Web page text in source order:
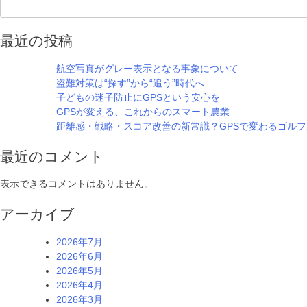
最近の投稿
航空写真がグレー表示となる事象について
盗難対策は“探す”から“追う”時代へ
子どもの迷子防止にGPSという安心を
GPSが変える、これからのスマート農業
距離感・戦略・スコア改善の新常識？GPSで変わるゴル
最近のコメント
表示できるコメントはありません。
アーカイブ
2026年7月
2026年6月
2026年5月
2026年4月
2026年3月